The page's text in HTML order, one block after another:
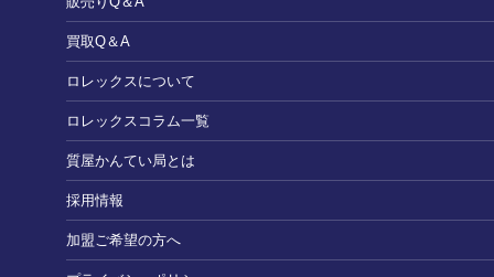
買取Q＆A
ロレックスについて
ロレックスコラム一覧
質屋かんてい局とは
採用情報
加盟ご希望の方へ